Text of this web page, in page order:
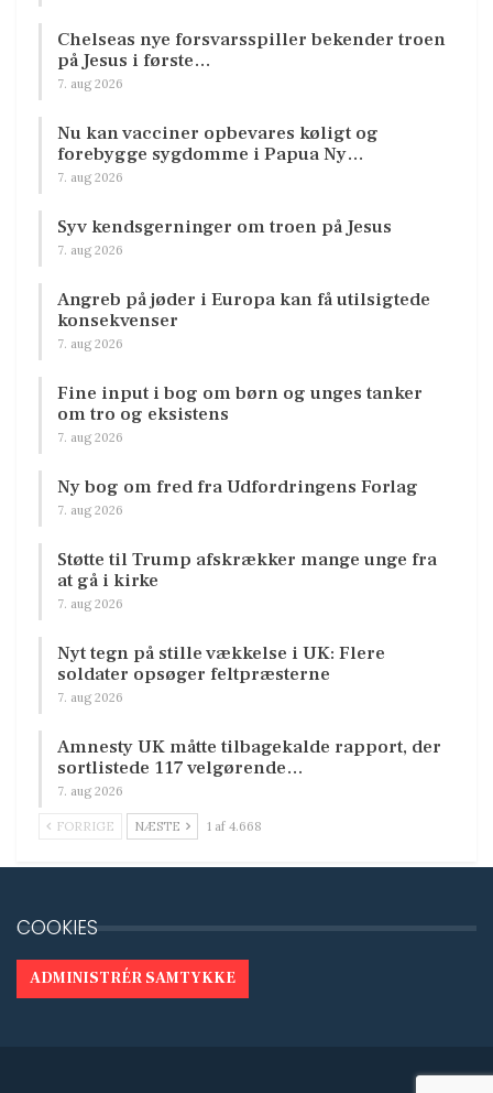
Chelseas nye forsvarsspiller bekender troen
på Jesus i første…
7. aug 2026
Nu kan vacciner opbevares køligt og
forebygge sygdomme i Papua Ny…
7. aug 2026
Syv kendsgerninger om troen på Jesus
7. aug 2026
Angreb på jøder i Europa kan få utilsigtede
konsekvenser
7. aug 2026
Fine input i bog om børn og unges tanker
om tro og eksistens
7. aug 2026
Ny bog om fred fra Udfordringens Forlag
7. aug 2026
Støtte til Trump afskrækker mange unge fra
at gå i kirke
7. aug 2026
Nyt tegn på stille vækkelse i UK: Flere
soldater opsøger feltpræsterne
7. aug 2026
Amnesty UK måtte tilbagekalde rapport, der
sortlistede 117 velgørende…
7. aug 2026
FORRIGE NÆSTE 1 af 4.668
COOKIES
ADMINISTRÉR SAMTYKKE